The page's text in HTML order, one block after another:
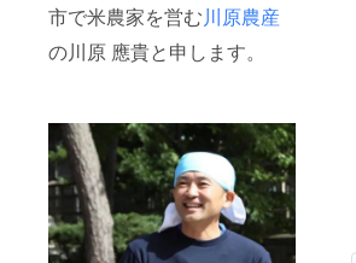
市で米農家を営む川原農産
の川原 應貴と申します。